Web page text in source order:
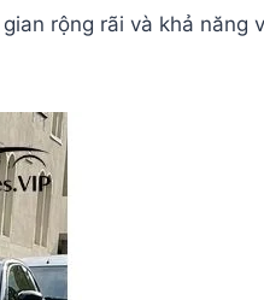
rộng rãi và khả năng